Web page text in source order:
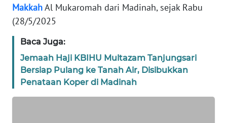
MakkahAl Mukaromah dari Madinah, sejak Rabu
(28/5/2025
Baca Juga:
Jemaah Haji KBIHU Multazam Tanjungsari
Bersiap Pulang ke Tanah Air, Disibukkan
Penataan Koper di Madinah
KARIR
Wahana
Regional